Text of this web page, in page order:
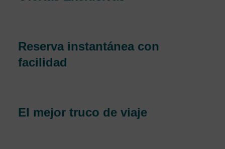
Reserva instantánea con
facilidad
El mejor truco de viaje